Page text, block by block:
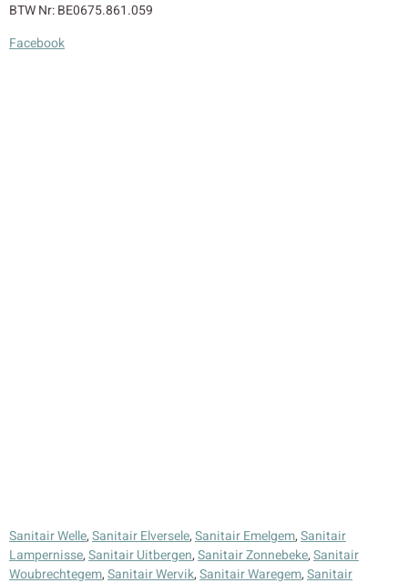
BTW Nr: BE0675.861.059
Facebook
Sanitair Welle,Sanitair Elversele,Sanitair Emelgem,Sanitair
Lampernisse,Sanitair Uitbergen,Sanitair Zonnebeke,Sanitair
Woubrechtegem,Sanitair Wervik,Sanitair Waregem,Sanitair